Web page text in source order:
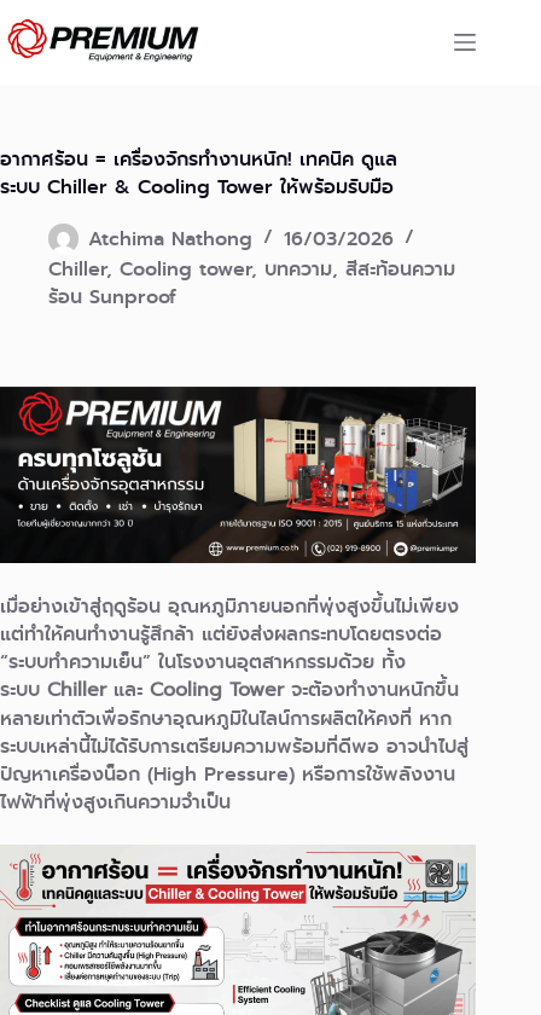
Skip
to
content
อากาศร้อน = เครื่องจักรทำงานหนัก! เทคนิค ดูแล
ระบบ Chiller & Cooling Tower ให้พร้อมรับมือ
Atchima Nathong
16/03/2026
Chiller, Cooling tower, บทความ, สีสะท้อนความ
ร้อน Sunproof
เมื่อย่างเข้าสู่ฤดูร้อน อุณหภูมิภายนอกที่พุ่งสูงขึ้นไม่เพียง
แต่ทำให้คนทำงานรู้สึกล้า แต่ยังส่งผลกระทบโดยตรงต่อ
“ระบบทำความเย็น” ในโรงงานอุตสาหกรรมด้วย ทั้ง
ระบบ Chillerและ Cooling Towerจะต้องทำงานหนักขึ้น
หลายเท่าตัวเพื่อรักษาอุณหภูมิในไลน์การผลิตให้คงที่ หาก
ระบบเหล่านี้ไม่ได้รับการเตรียมความพร้อมที่ดีพอ อาจนำไปสู่
ปัญหาเครื่องน็อก (High Pressure) หรือการใช้พลังงาน
ไฟฟ้าที่พุ่งสูงเกินความจำเป็น